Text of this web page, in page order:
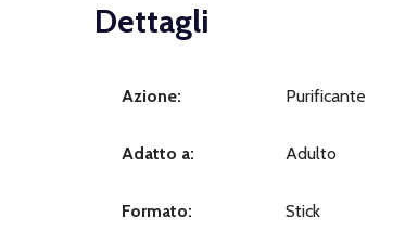
Dettagli
Azione: Purificante
Adatto a: Adulto
Formato: Stick